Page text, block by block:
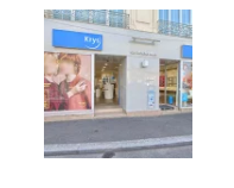
Voir
la
fiche